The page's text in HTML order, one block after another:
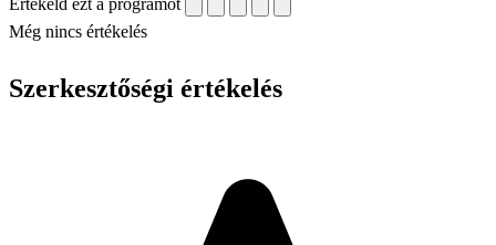
Értékeld ezt a programot
Még nincs értékelés
Szerkesztőségi értékelés